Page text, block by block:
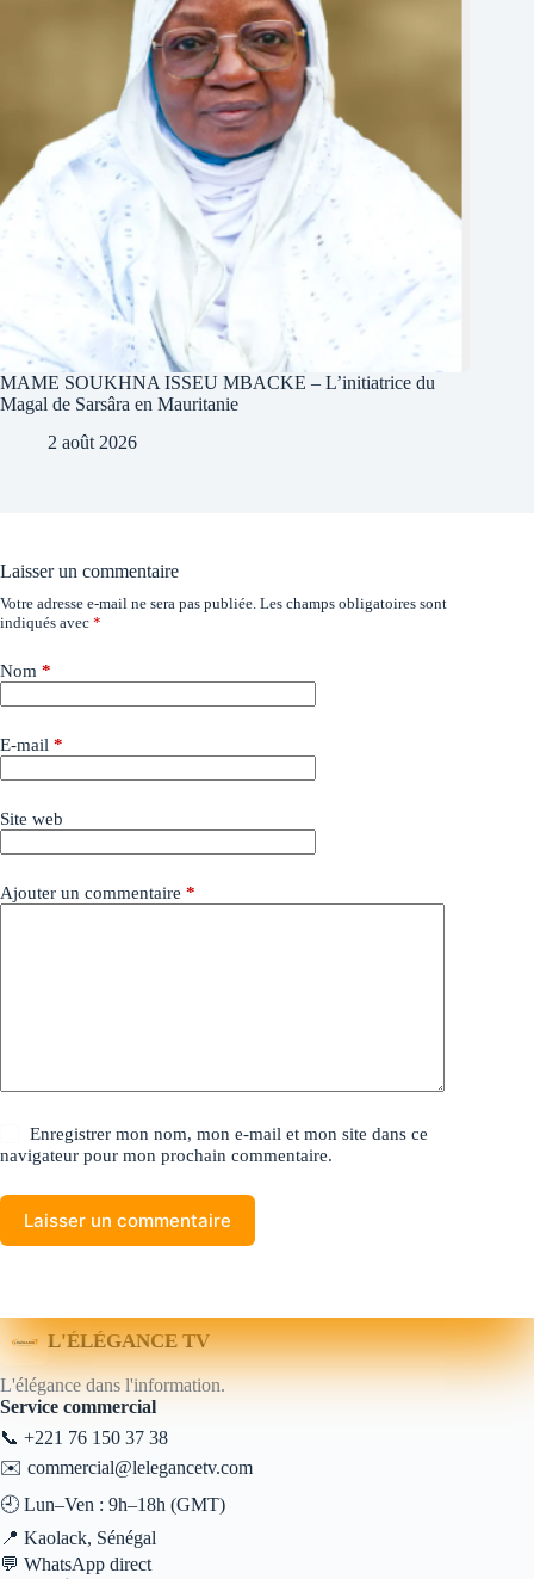
MAME SOUKHNA ISSEU MBACKE – L’initiatrice du
Magal de Sarsâra en Mauritanie
2 août 2026
Laisser un commentaire
Votre adresse e-mail ne sera pas publiée. Les champs obligatoires sont
indiqués avec *
Nom *
E-mail *
Site web
Ajouter un commentaire *
Enregistrer mon nom, mon e-mail et mon site dans ce
navigateur pour mon prochain commentaire.
Laisser un commentaire
L'ÉLÉGANCE TV
L'élégance dans l'information.
Service commercial
📞 +221 76 150 37 38
✉️ commercial@lelegancetv.com
🕘 Lun–Ven : 9h–18h (GMT)
📍 Kaolack, Sénégal
💬 WhatsApp direct